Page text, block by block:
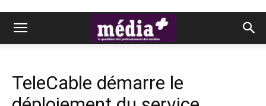
TeleCable démarre le